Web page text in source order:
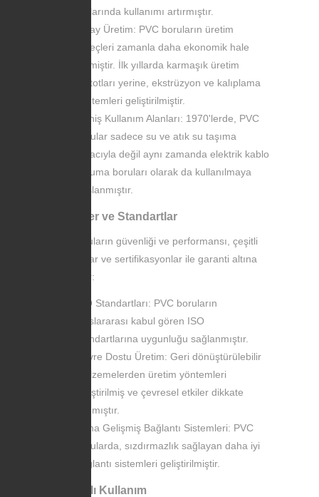
hatlarında kullanımı artırmıştır.
Kolay Üretim: PVC boruların üretim
süreçleri zamanla daha ekonomik hale
gelmiştir. İlk yıllarda karmaşık üretim
metotları yerine, ekstrüzyon ve kalıplama
yöntemleri geliştirilmiştir.
Geniş Kullanım Alanları: 1970'lerde, PVC
borular sadece su ve atık su taşıma
amacıyla değil aynı zamanda elektrik kablo
koruma boruları olarak da kullanılmaya
başlanmıştır.
Yenilikler ve Standartlar
PVC boruların güvenliği ve performansı, çeşitli
standartlar ve sertifikasyonlar ile garanti altına
alınmıştır:
ISO Standartları: PVC boruların
uluslararası kabul gören ISO
standartlarına uygunluğu sağlanmıştır.
Çevre Dostu Üretim: Geri dönüştürülebilir
malzemelerden üretim yöntemleri
geliştirilmiş ve çevresel etkiler dikkate
alınmıştır.
Daha Gelişmiş Bağlantı Sistemleri: PVC
borularda, sızdırmazlık sağlayan daha iyi
bağlantı sistemleri geliştirilmiştir.
Avantajlı Kullanım